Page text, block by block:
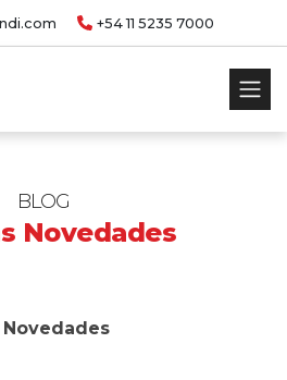
+54 11 5235 7000
BLOG
Novedades
Novedades